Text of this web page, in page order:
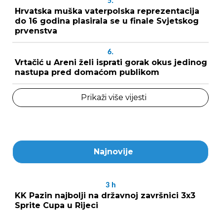
Hrvatska muška vaterpolska reprezentacija
do 16 godina plasirala se u finale Svjetskog
prvenstva
6.
Vrtačić u Areni želi isprati gorak okus jedinog
nastupa pred domaćom publikom
Prikaži više vijesti
Najnovije
3 h
KK Pazin najbolji na državnoj završnici 3x3
Sprite Cupa u Rijeci